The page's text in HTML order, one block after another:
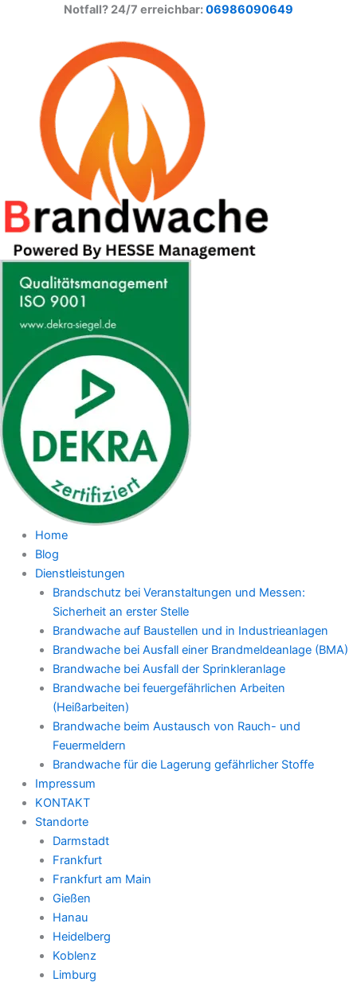
Notfall? 24/7 erreichbar:06986090649
Home
Blog
Dienstleistungen
Brandschutz bei Veranstaltungen und Messen:
Sicherheit an erster Stelle
Brandwache auf Baustellen und in Industrieanlagen
Brandwache bei Ausfall einer Brandmeldeanlage (BMA)
Brandwache bei Ausfall der Sprinkleranlage
Brandwache bei feuergefährlichen Arbeiten
(Heißarbeiten)
Brandwache beim Austausch von Rauch- und
Feuermeldern
Brandwache für die Lagerung gefährlicher Stoffe
Impressum
KONTAKT
Standorte
Darmstadt
Frankfurt
Frankfurt am Main
Gießen
Hanau
Heidelberg
Koblenz
Limburg